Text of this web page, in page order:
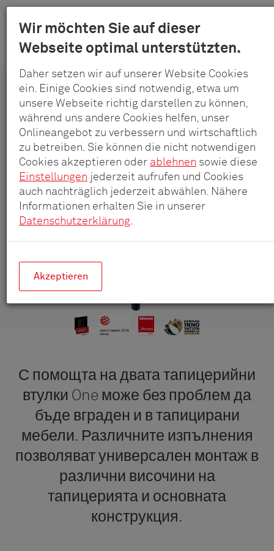
Wir möchten Sie auf dieser
Webseite optimal unterstützten.
Daher setzen wir auf unserer Website Cookies
ein. Einige Cookies sind notwendig, etwa um
unsere Webseite richtig darstellen zu können,
während uns andere Cookies helfen, unser
Onlineangebot zu verbessern und wirtschaftlich
zu betreiben. Sie können die nicht notwendigen
Cookies akzeptieren oder ablehnen sowie diese
Einstellungen jederzeit aufrufen und Cookies
auch nachträglich jederzeit abwählen. Nähere
Informationen erhalten Sie in unserer
Datenschutzerklärung
Akzeptieren
Към
основното
съдържание
Меню
Schulte
-
GmbH
&
Co.
KG
EVOline One Вграждане
Навсякъде може да се вгради.
С помощта на двата тапицерийни
втулки One може без проблем да
бъде вграден и в тапицирани
мебели. Различните изпълнения
позволяват универсален монтаж в
различни височини на
тапицерията и основната
конструкция.